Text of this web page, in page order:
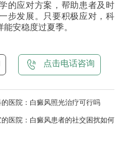
的应对方案，帮助患者及时
步发展。只要积极应对，科
安稳度过夏季。
点击电话咨询
医院：白癜风照光治疗可行吗
医院：白癜风患者的社交困扰如何